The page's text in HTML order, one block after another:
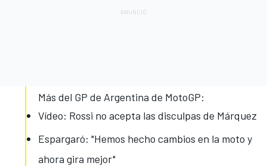
Más del GP de Argentina de MotoGP:
Vídeo: Rossi no acepta las disculpas de Márquez
Espargaró: "Hemos hecho cambios en la moto y
ahora gira mejor"